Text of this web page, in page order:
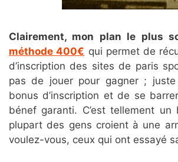
Clairement, mon plan le plus
méthode 400€ qui permet de
d’inscription des sites de paris
pas de jouer pour gagner ;
bonus d’inscription et de se
bénef garanti. C’est tellement
plupart des gens croient à une
voulez-vous, ceux qui ont essayé